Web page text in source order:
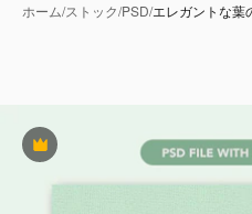
ホーム/ストック/PSD/エレガントな
Premium